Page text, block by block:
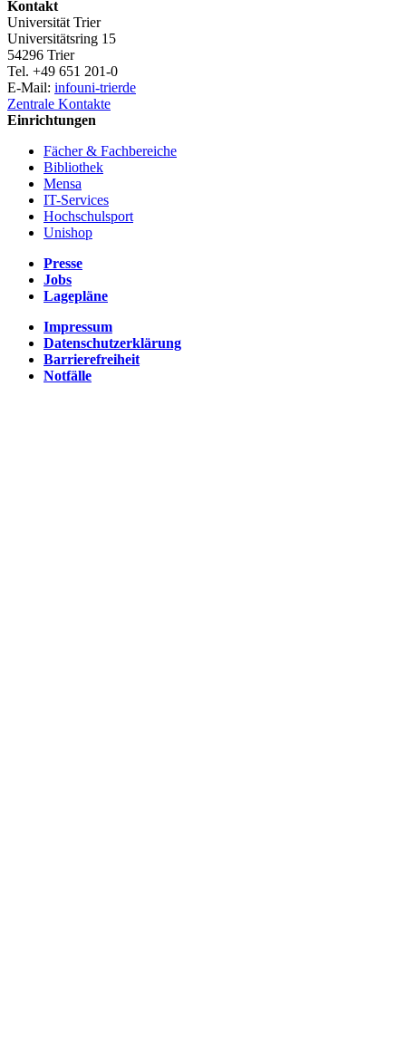
Kontakt
Universität Trier
Universitätsring 15
54296 Trier
Tel. +49 651 201-0
E-Mail: infouni-trierde
Zentrale Kontakte
Einrichtungen
Fächer & Fachbereiche
Bibliothek
Mensa
IT-Services
Hochschulsport
Unishop
Presse
Jobs
Lagepläne
Impressum
Datenschutzerklärung
Barrierefreiheit
Notfälle